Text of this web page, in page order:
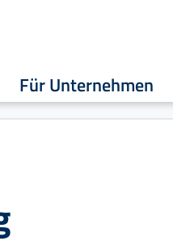
Für Unternehmen